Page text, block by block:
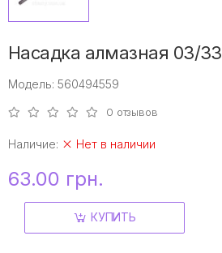
Насадка алмазная 03/33
Модель: 560494559
0 отзывов
Наличие: Нет в наличии
63.00 грн.
КУПИТЬ